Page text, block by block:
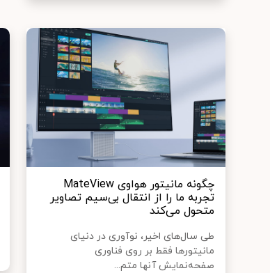
چگونه مانیتور هواوی MateView
تجربه ما را از انتقال بی‌سیم تصاویر
متحول می‌کند
طی سال‌های اخیر، نوآوری در دنیای
مانیتورها فقط بر روی فناوری
صفحه‌نمایش آنها متم...